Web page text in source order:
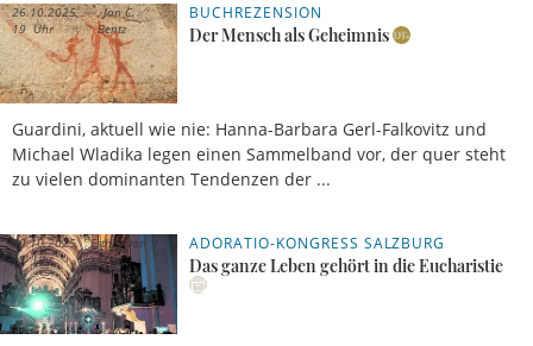
BUCHREZENSION
Der Mensch als Geheimnis
Guardini, aktuell wie nie: Hanna-Barbara Gerl-Falkovitz und
Michael Wladika legen einen Sammelband vor, der quer steht
zu vielen dominanten Tendenzen der ...
26.10.2025,
19 Uhr
Jan C.
Bentz
ADORATIO-KONGRESS SALZBURG
Das ganze Leben gehört in die Eucharistie
09.10.2025,
11 Uhr
Esther von
Krosigk